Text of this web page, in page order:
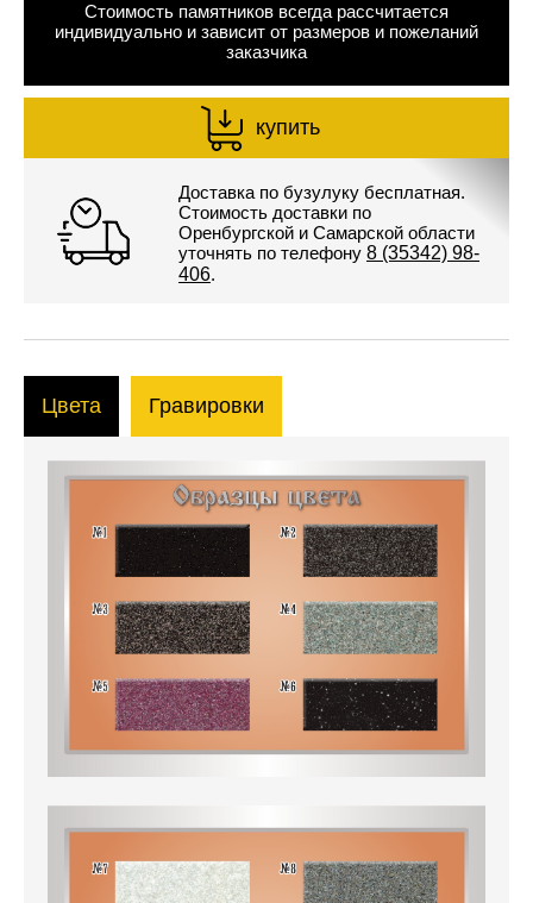
Стоимость памятников всегда рассчитается
индивидуально и зависит от размеров и пожеланий
заказчика
купить
Доставка по бузулуку бесплатная.
Стоимость доставки по
Оренбургской и Самарской области
уточнять по телефону 8 (35342) 98-
406.
Цвета Гравировки